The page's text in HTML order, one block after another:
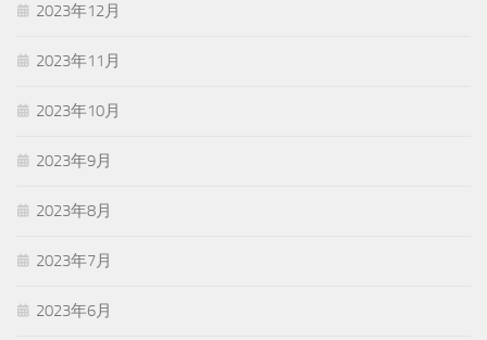
2023年12月
2023年11月
2023年10月
2023年9月
2023年8月
2023年7月
2023年6月